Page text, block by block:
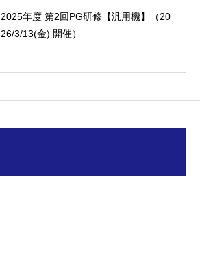
2025年度 第2回PG研修【汎用機】（20
26/3/13(金) 開催）